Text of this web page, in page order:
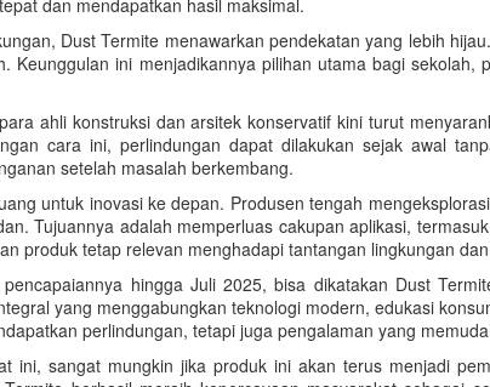
dan mendapatkan hasil maksimal.
Dust Termite menawarkan pendekatan yang lebih
Keunggulan ini menjadikannya pilihan utama bagi
ahli konstruksi dan arsitek konservatif kini turut
cara ini, perlindungan dapat dilakukan sejak awal
setelah masalah berkembang.
untuk inovasi ke depan. Produsen tengah
Tujuannya adalah memperluas cakupan aplikasi,
produk tetap relevan menghadapi tantangan lingkungan
pencapaiannya hingga Juli 2025, bisa dikatakan Dust
yang menggabungkan teknologi modern, edukasi
perlindungan, tetapi juga pengalaman yang
ini, sangat mungkin jika produk ini akan terus menjadi